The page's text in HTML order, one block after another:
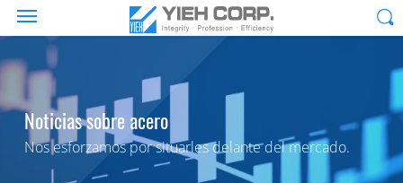
Noticias sobre acero
Nos esforzamos por situarles delante del mercado.